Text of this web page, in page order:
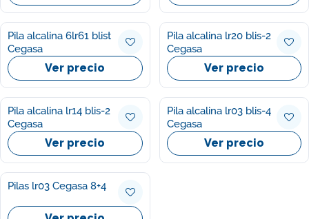
Pila alcalina 6lr61 blist
Cegasa
Ver precio
Pila alcalina lr20 blis-2
Cegasa
Ver precio
Pila alcalina lr14 blis-2
Cegasa
Ver precio
Pila alcalina lr03 blis-4
Cegasa
Ver precio
Pilas lr03 Cegasa 8+4